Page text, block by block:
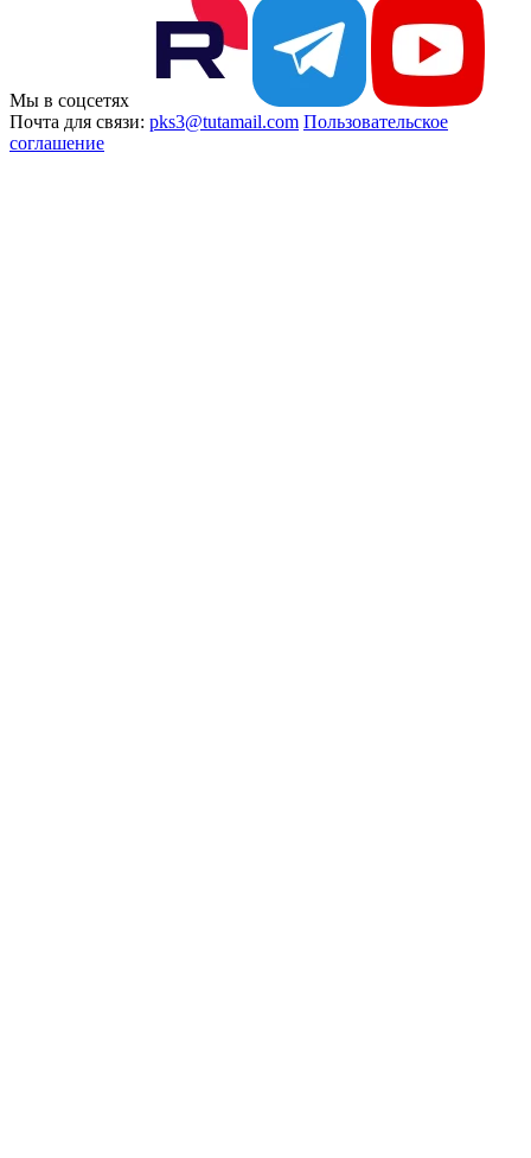
Мы в соцсетях
Почта для связи: pks3@tutamail.com Пользовательское
соглашение